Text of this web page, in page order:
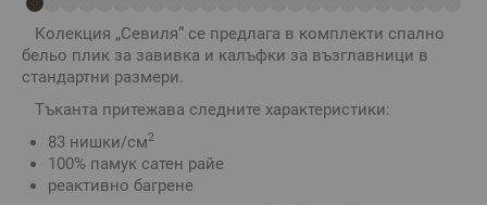
Колекция „Севиля“ се предлага в комплекти спално
бельо плик за завивка и калъфки за възглавници в
стандартни размери.
Тъканта притежава следните характеристики:
83 нишки/см2
100% памук сатен райе
реактивно багрене